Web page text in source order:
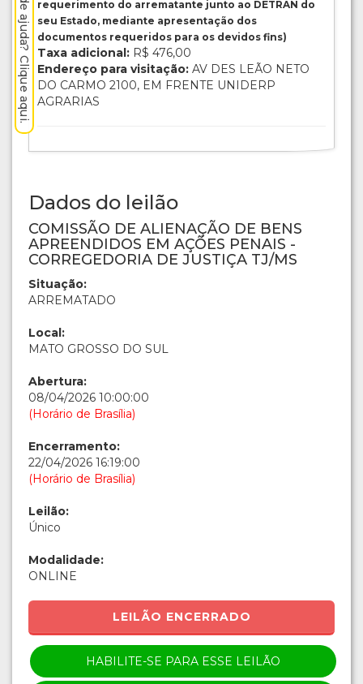
requerimento do arrematante junto ao DETRAN do
seu Estado, mediante apresentação dos
documentos requeridos para os devidos fins)
Taxa adicional: R$ 476,00
Endereço para visitação: AV DES LEÃO NETO
DO CARMO 2100, EM FRENTE UNIDERP
AGRARIAS
Dados do leilão
COMISSÃO DE ALIENAÇÃO DE BENS
APREENDIDOS EM AÇÕES PENAIS -
CORREGEDORIA DE JUSTIÇA TJ/MS
Situação:
ARREMATADO
Local:
MATO GROSSO DO SUL
Abertura:
08/04/2026 10:00:00
(Horário de Brasília)
Encerramento:
22/04/2026 16:19:00
(Horário de Brasília)
Leilão:
Único
Modalidade:
ONLINE
LEILÃO ENCERRADO
HABILITE-SE PARA ESSE LEILÃO
Precisa de ajuda? Clique aqui.